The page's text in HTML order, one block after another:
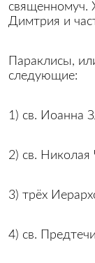
священномуч.
Димтрия и
Параклисы,
следующие:
1) св. Иоанна
2) св. Николая
3) трёх
4) св.